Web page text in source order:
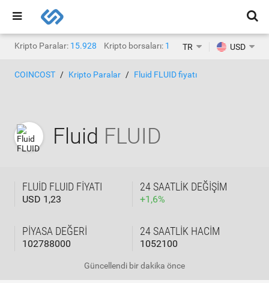
Kripto Paralar: 15.928 Kripto borsaları: 1.471TR USD
COINCOST Kripto Paralar Fluid FLUID fiyatı
Fluid FLUID
FLUID FLUID FIYATI
USD 1,23
24 SAATLIK DEĞIŞIM
+1,6%
PIYASA DEĞERI
102788000
24 SAATLIK HACIM
1052100
Güncellendi bir dakika önce